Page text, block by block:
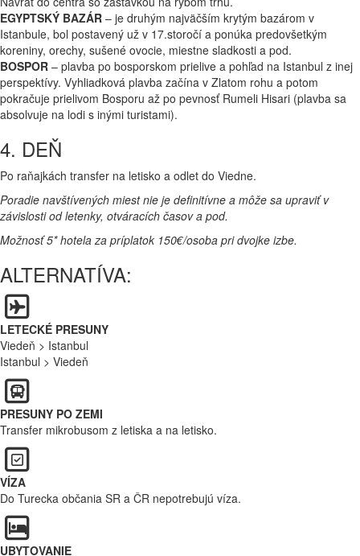
EGYPTSKÝ BAZÁR – je druhým najväčším krytým bazárom v
Istanbule, bol postavený už v 17.storočí a ponúka predovšetkým
koreniny, orechy, sušené ovocie, miestne sladkosti a pod.
BOSPOR – plavba po bosporskom prielive a pohľad na Istanbul z inej
perspektívy. Vyhliadková plavba začína v Zlatom rohu a potom
pokračuje prielivom Bosporu až po pevnosť Rumeli Hisari (plavba sa
absolvuje na lodi s inými turistami).
4. DEŇ
Po raňajkách transfer na letisko a odlet do Viedne.
Poradie navštívených miest nie je definitívne a môže sa upraviť v
závislosti od letenky, otváracích časov a pod.
Možnosť 5* hotela za príplatok 150€/osoba pri dvojke izbe.
ALTERNATÍVA:
LETECKÉ PRESUNY
Viedeň > Istanbul
Istanbul > Viedeň
PRESUNY PO ZEMI
Transfer mikrobusom z letiska a na letisko.
VÍZA
Do Turecka občania SR a ČR nepotrebujú víza.
UBYTOVANIE